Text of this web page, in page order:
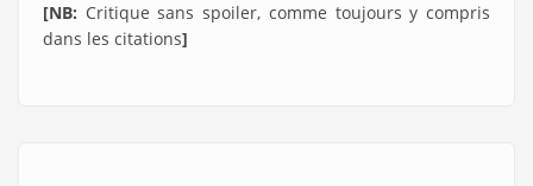
[NB: Critique sans spoiler, comme toujours y compris
dans les citations]